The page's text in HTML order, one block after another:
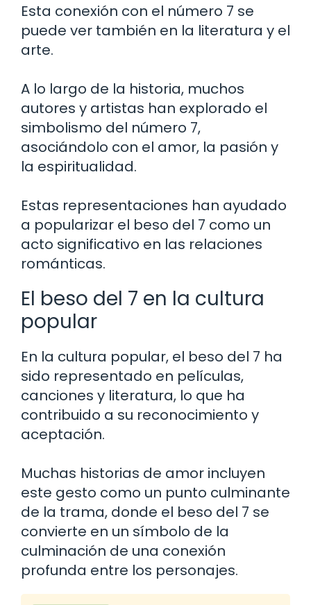
Esta conexión con el número 7 se
puede ver también en la literatura y el
arte.
A lo largo de la historia, muchos
autores y artistas han explorado el
simbolismo del número 7,
asociándolo con el amor, la pasión y
la espiritualidad.
Estas representaciones han ayudado
a popularizar el beso del 7 como un
acto significativo en las relaciones
románticas.
El beso del 7 en la cultura
popular
En la cultura popular, el beso del 7 ha
sido representado en películas,
canciones y literatura, lo que ha
contribuido a su reconocimiento y
aceptación.
Muchas historias de amor incluyen
este gesto como un punto culminante
de la trama, donde el beso del 7 se
convierte en un símbolo de la
culminación de una conexión
profunda entre los personajes.